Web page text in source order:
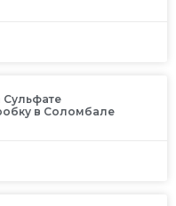
Сульфате
в Соломбале